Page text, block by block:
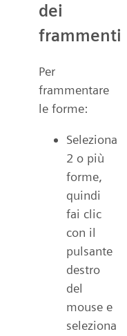
dei
frammenti
Per
frammentare
le forme:
Seleziona
2 o più
forme,
quindi
fai clic
con il
pulsante
destro
del
mouse e
seleziona